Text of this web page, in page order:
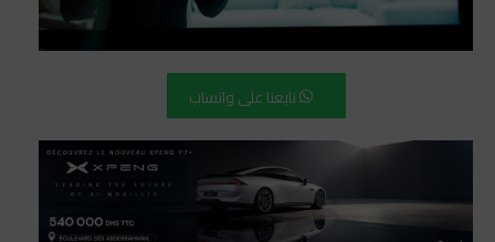
تابعنا على واتساب